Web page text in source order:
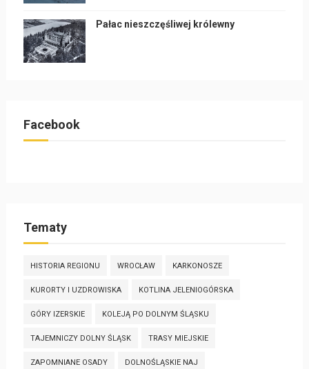
Pałac nieszczęśliwej królewny
Facebook
Tematy
HISTORIA REGIONU WROCŁAW KARKONOSZE
KURORTY I UZDROWISKA KOTLINA JELENIOGÓRSKA
GÓRY IZERSKIE KOLEJĄ PO DOLNYM ŚLĄSKU
TAJEMNICZY DOLNY ŚLĄSK TRASY MIEJSKIE
ZAPOMNIANE OSADY DOLNOŚLĄSKIE NAJ